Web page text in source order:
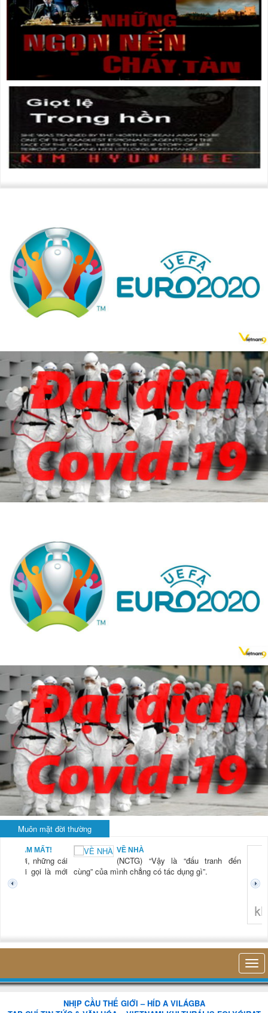
Muôn mặt đời thường
NAM MẤT!
“Xời, những cái
mới gọi là mới
VỀ NHÀ
(NCTG) “Vậy là “đấu tranh đến
cùng” của mình chẳng có tác dụng gì”.
NHỊP CẦU THẾ GIỚI – HÍD A VILÁGBA